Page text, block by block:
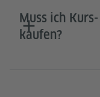
Muss ich
kaufen?